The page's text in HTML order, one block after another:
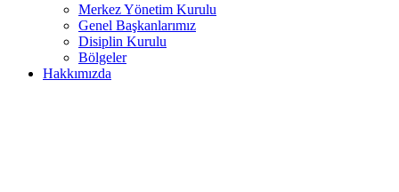
Merkez Yönetim Kurulu
Genel Başkanlarımız
Disiplin Kurulu
Bölgeler
Hakkımızda